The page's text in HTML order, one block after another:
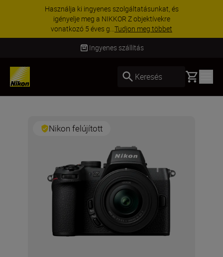
Használja ki ingyenes szolgáltatásunkat, és
igényelje meg a NIKKOR Z objektívekre
vonatkozó 5 éves g...Tudjon meg többet
Ingyenes szállítás
Keresés Basket
Nikon felújított